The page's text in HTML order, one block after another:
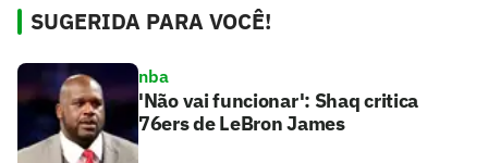
SUGERIDA PARA VOCÊ!
nba
'Não vai funcionar': Shaq critica
76ers de LeBron James